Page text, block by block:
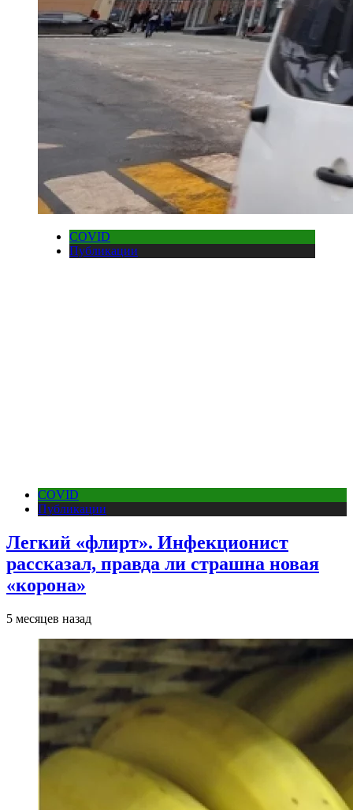
COVID
Публикации
COVID
Публикации
Легкий «флирт». Инфекционист
рассказал, правда ли страшна новая
«корона»
5 месяцев назад